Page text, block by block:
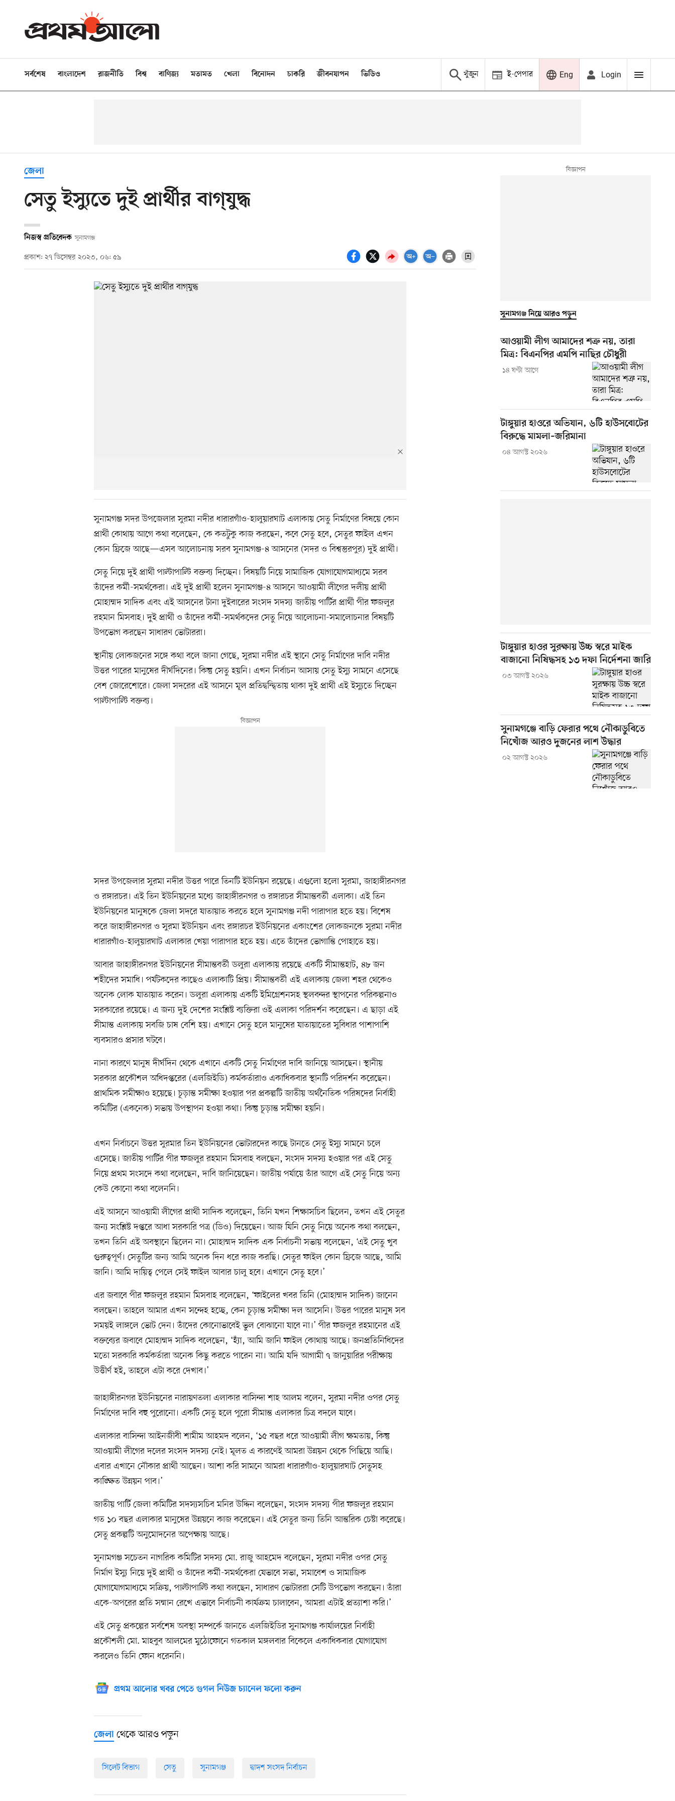
সর্বশেষ বাংলাদেশ রাজনীতি বিশ্ব বাণিজ্য মতামত খেলা বিনোদন চাকরি জীবনযাপন ভিডিও খুঁজুন ই-পেপার Eng Login
জেলা
সেতু ইস্যুতে দুই প্রার্থীর বাগ্‌যুদ্ধ
নিজস্ব প্রতিবেদক সুনামগঞ্জ
প্রকাশ: ২৭ ডিসেম্বর ২০২৩, ০৬: ৫৯
সুনামগঞ্জ সদর উপজেলার সুরমা নদীর ধারারগাঁও-হালুয়ারঘাট এলাকায় সেতু নির্মাণের বিষয়ে কোন
প্রার্থী কোথায় আগে কথা বলেছেন, কে কতটুকু কাজ করছেন, কবে সেতু হবে, সেতুর ফাইল এখন
কোন ফ্রিজে আছে—এসব আলোচনায় সরব সুনামগঞ্জ-৪ আসনের (সদর ও বিশ্বম্ভরপুর) দুই প্রার্থী।
সেতু নিয়ে দুই প্রার্থী পাল্টাপাল্টি বক্তব্য দিচ্ছেন। বিষয়টি নিয়ে সামাজিক যোগাযোগমাধ্যমে সরব
তাঁদের কর্মী-সমর্থকেরা। এই দুই প্রার্থী হলেন সুনামগঞ্জ-৪ আসনে আওয়ামী লীগের দলীয় প্রার্থী
মোহাম্মদ সাদিক এবং এই আসনের টানা দুইবারের সংসদ সদস্য জাতীয় পার্টির প্রার্থী পীর ফজলুর
রহমান মিসবাহ। দুই প্রার্থী ও তাঁদের কর্মী-সমর্থকদের সেতু নিয়ে আলোচনা-সমালোচনার বিষয়টি
উপভোগ করছেন সাধারণ ভোটাররা।
স্থানীয় লোকজনের সঙ্গে কথা বলে জানা গেছে, সুরমা নদীর এই স্থানে সেতু নির্মাণের দাবি নদীর
উত্তর পারের মানুষের দীর্ঘদিনের। কিন্তু সেতু হয়নি। এখন নির্বাচন আসায় সেতু ইস্যু সামনে এসেছে
বেশ জোরেশোরে। জেলা সদরের এই আসনে মূল প্রতিদ্বন্দ্বিতায় থাকা দুই প্রার্থী এই ইস্যুতে দিচ্ছেন
পাল্টাপাল্টি বক্তব্য।
সদর উপজেলার সুরমা নদীর উত্তর পারে তিনটি ইউনিয়ন রয়েছে। এগুলো হলো সুরমা, জাহাঙ্গীরনগর
ও রঙ্গারচর। এই তিন ইউনিয়নের মধ্যে জাহাঙ্গীরনগর ও রঙ্গারচর সীমান্তবর্তী এলাকা। এই তিন
ইউনিয়নের মানুষকে জেলা সদরে যাতায়াত করতে হলে সুনামগঞ্জ নদী পারাপার হতে হয়। বিশেষ
করে জাহাঙ্গীরনগর ও সুরমা ইউনিয়ন এবং রঙ্গারচর ইউনিয়নের একাংশের লোকজনকে সুরমা নদীর
ধারারগাঁও-হালুয়ারঘাট এলাকার খেয়া পারাপার হতে হয়। এতে তাঁদের ভোগান্তি পোহাতে হয়।
আবার জাহাঙ্গীরনগর ইউনিয়নের সীমান্তবর্তী ডলুরা এলাকায় রয়েছে একটি সীমান্তহাট, ৪৮ জন
শহীদের সমাধি। পর্যটকদের কাছেও এলাকাটি প্রিয়। সীমান্তবর্তী এই এলাকায় জেলা শহর থেকেও
অনেক লোক যাতায়াত করেন। ডলুরা এলাকায় একটি ইমিগ্রেশনসহ স্থলবন্দর স্থাপনের পরিকল্পনাও
সরকারের রয়েছে। এ জন্য দুই দেশের সংশ্লিষ্ট ব্যক্তিরা ওই এলাকা পরিদর্শন করেছেন। এ ছাড়া এই
সীমান্ত এলাকায় সবজি চাষ বেশি হয়। এখানে সেতু হলে মানুষের যাতায়াতের সুবিধার পাশাপাশি
ব্যবসারও প্রসার ঘটবে।
নানা কারণে মানুষ দীর্ঘদিন থেকে এখানে একটি সেতু নির্মাণের দাবি জানিয়ে আসছেন। স্থানীয়
সরকার প্রকৌশল অধিদপ্তরের (এলজিইডি) কর্মকর্তারাও একাধিকবার স্থানটি পরিদর্শন করেছেন।
প্রাথমিক সমীক্ষাও হয়েছে। চূড়ান্ত সমীক্ষা হওয়ার পর প্রকল্পটি জাতীয় অর্থনৈতিক পরিষদের নির্বাহী
কমিটির (একনেক) সভায় উপস্থাপন হওয়া কথা। কিন্তু চূড়ান্ত সমীক্ষা হয়নি।
এখন নির্বাচনে উত্তর সুরমার তিন ইউনিয়নের ভোটারদের কাছে টানতে সেতু ইস্যু সামনে চলে
এসেছে। জাতীয় পার্টির পীর ফজলুর রহমান মিসবাহ বলছেন, সংসদ সদস্য হওয়ার পর এই সেতু
নিয়ে প্রথম সংসদে কথা বলেছেন, দাবি জানিয়েছেন। জাতীয় পর্যায়ে তাঁর আগে এই সেতু নিয়ে অন্য
কেউ কোনো কথা বলেননি।
এই আসনে আওয়ামী লীগের প্রার্থী সাদিক বলেছেন, তিনি যখন শিক্ষাসচিব ছিলেন, তখন এই সেতুর
জন্য সংশ্লিষ্ট দপ্তরে আধা সরকারি পত্র (ডিও) দিয়েছেন। আজ যিনি সেতু নিয়ে অনেক কথা বলছেন,
তখন তিনি এই অবস্থানে ছিলেন না। মোহাম্মদ সাদিক এক নির্বাচনী সভায় বলেছেন, ‘এই সেতু খুব
গুরুত্বপূর্ণ। সেতুটির জন্য আমি অনেক দিন ধরে কাজ করছি। সেতুর ফাইল কোন ফ্রিজে আছে, আমি
জানি। আমি দায়িত্ব পেলে সেই ফাইল আবার চালু হবে। এখানে সেতু হবে।’
এর জবাবে পীর ফজলুর রহমান মিসবাহ বলেছেন, ‘ফাইলের খবর তিনি (মোহাম্মদ সাদিক) জানেন
বলছেন। তাহলে আমার এখন সন্দেহ হচ্ছে, কেন চূড়ান্ত সমীক্ষা দল আসেনি। উত্তর পারের মানুষ সব
সময়ই লাঙ্গলে ভোট দেন। তাঁদের কোনোভাবেই ভুল বোঝানো যাবে না।’ পীর ফজলুর রহমানের এই
বক্তব্যের জবাবে মোহাম্মদ সাদিক বলেছেন, ‘হ্যাঁ, আমি জানি ফাইল কোথায় আছে। জনপ্রতিনিধিদের
মতো সরকারি কর্মকর্তারা অনেক কিছু করতে পারেন না। আমি যদি আগামী ৭ জানুয়ারির পরীক্ষায়
উত্তীর্ণ হই, তাহলে এটা করে দেখাব।’
জাহাঙ্গীরনগর ইউনিয়নের নারায়ণতলা এলাকার বাসিন্দা শাহ আলম বলেন, সুরমা নদীর ওপর সেতু
নির্মাণের দাবি বহু পুরোনো। একটি সেতু হলে পুরো সীমান্ত এলাকার চিত্র বদলে যাবে।
এলাকার বাসিন্দা আইনজীবী শামীম আহমদ বলেন, ‘১৫ বছর ধরে আওয়ামী লীগ ক্ষমতায়, কিন্তু
আওয়ামী লীগের দলের সংসদ সদস্য নেই। মূলত এ কারণেই আমরা উন্নয়ন থেকে পিছিয়ে আছি।
এবার এখানে নৌকার প্রার্থী আছেন। আশা করি সামনে আমরা ধারারগাঁও-হালুয়ারঘাট সেতুসহ
কাঙ্ক্ষিত উন্নয়ন পাব।’
জাতীয় পার্টি জেলা কমিটির সদস্যসচিব মনির উদ্দিন বলেছেন, সংসদ সদস্য পীর ফজলুর রহমান
গত ১০ বছর এলাকার মানুষের উন্নয়নে কাজ করেছেন। এই সেতুর জন্য তিনি আন্তরিক চেষ্টা করেছে।
সেতু প্রকল্পটি অনুমোদনের অপেক্ষায় আছে।
সুনামগঞ্জ সচেতন নাগরিক কমিটির সদস্য মো. রাজু আহমেদ বলেছেন, সুরমা নদীর ওপর সেতু
নির্মাণ ইস্যু নিয়ে দুই প্রার্থী ও তাঁদের কর্মী-সমর্থকেরা যেভাবে সভা, সমাবেশ ও সামাজিক
যোগাযোগমাধ্যমে সক্রিয়, পাল্টাপাল্টি কথা বলছেন, সাধারণ ভোটাররা সেটি উপভোগ করছেন। তাঁরা
একে-অপরের প্রতি সম্মান রেখে এভাবে নির্বাচনী কার্যক্রম চালাবেন, আমরা এটাই প্রত্যাশা করি।’
এই সেতু প্রকল্পের সর্বশেষ অবস্থা সম্পর্কে জানতে এলজিইডির সুনামগঞ্জ কার্যালয়ের নির্বাহী
প্রকৌশলী মো. মাহবুব আলমের মুঠোফোনে গতকাল মঙ্গলবার বিকেলে একাধিকবার যোগাযোগ
করলেও তিনি ফোন ধরেননি।
প্রথম আলোর খবর পেতে গুগল নিউজ চ্যানেল ফলো করুন
জেলা থেকে আরও পড়ুন
সিলেট বিভাগ সেতু সুনামগঞ্জ দ্বাদশ সংসদ নির্বাচন
সুনামগঞ্জ নিয়ে আরও পড়ুন
আওয়ামী লীগ আমাদের শত্রু নয়, তারা
মিত্র: বিএনপির এমপি নাছির চৌধুরী
১৪ ঘণ্টা আগে
টাঙ্গুয়ার হাওরে অভিযান, ৬টি হাউসবোটের
বিরুদ্ধে মামলা–জরিমানা
০৪ আগস্ট ২০২৬
টাঙ্গুয়ার হাওর সুরক্ষায় উচ্চ স্বরে মাইক
বাজানো নিষিদ্ধসহ ১৩ দফা নির্দেশনা জারি
০৩ আগস্ট ২০২৬
সুনামগঞ্জে বাড়ি ফেরার পথে নৌকাডুবিতে
নিখোঁজ আরও দুজনের লাশ উদ্ধার
০২ আগস্ট ২০২৬